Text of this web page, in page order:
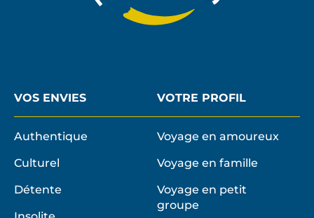
VOS ENVIES
Authentique
Culturel
Détente
VOTRE PROFIL
Voyage en amoureux
Voyage en famille
Voyage en petit
groupe